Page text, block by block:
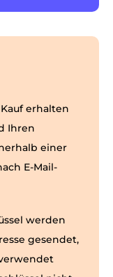
erhalten
Ihren
einer
E-Mail-
werden
gesendet,